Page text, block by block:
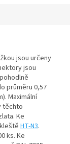
jsou určeny
jsou
průměru 0,57
Maximální
těchto
Ke
HT-N3.
ks. Ke